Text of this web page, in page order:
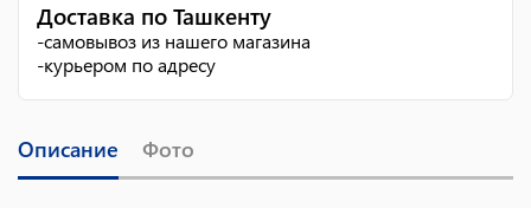
Доставка по Ташкенту
-самовывоз из нашего магазина
-курьером по адресу
Описание Фото